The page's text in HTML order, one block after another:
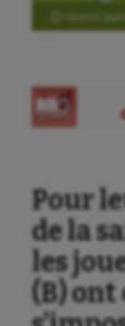
Ⓒ Gazette Sports
Pour
de la
les
(B) ont